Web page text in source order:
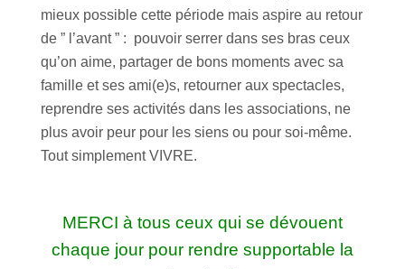
mieux possible cette période mais aspire au retour
de ” l’avant ” : pouvoir serrer dans ses bras ceux
qu’on aime, partager de bons moments avec sa
famille et ses ami(e)s, retourner aux spectacles,
reprendre ses activités dans les associations, ne
plus avoir peur pour les siens ou pour soi-même.
Tout simplement VIVRE.
MERCI à tous ceux qui se dévouent
chaque jour pour rendre supportable la